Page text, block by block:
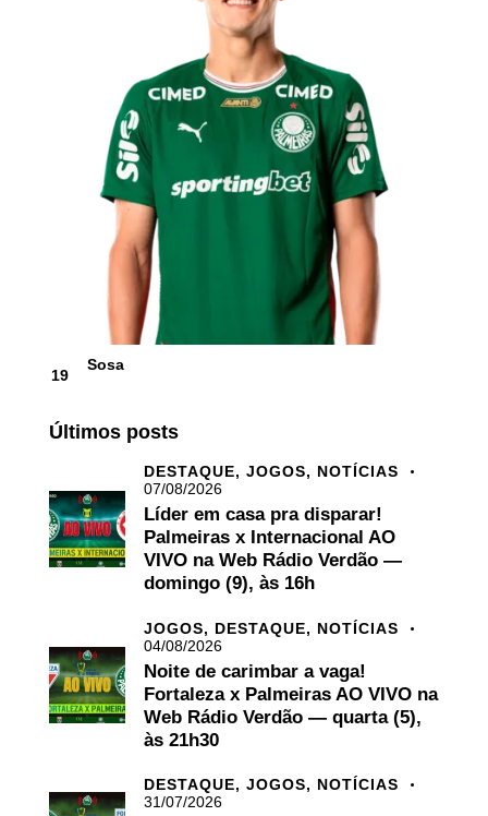
19
Sosa
Últimos posts
DESTAQUE, JOGOS, NOTÍCIAS
07/08/2026
Líder em casa pra disparar!
Palmeiras x Internacional AO
VIVO na Web Rádio Verdão —
domingo (9), às 16h
JOGOS, DESTAQUE, NOTÍCIAS
04/08/2026
Noite de carimbar a vaga!
Fortaleza x Palmeiras AO VIVO na
Web Rádio Verdão — quarta (5),
às 21h30
DESTAQUE, JOGOS, NOTÍCIAS
31/07/2026